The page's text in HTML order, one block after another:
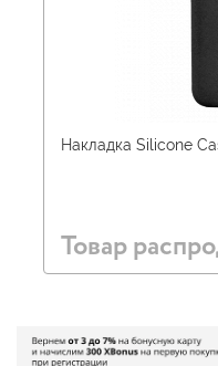
Накладка Silicone
Товар